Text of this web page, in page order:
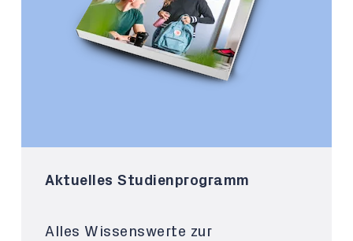
Aktuelles Studienprogramm
Alles Wissenswerte zur